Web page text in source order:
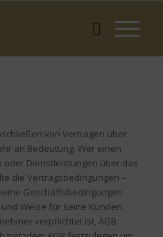
von Verträgen über
an Bedeutung. Wer einen
Dienstleistungen über das
die Vertragsbedingungen –
Geschäftsbedingungen
Weise für seine Kunden
verpflichtet ist, AGB